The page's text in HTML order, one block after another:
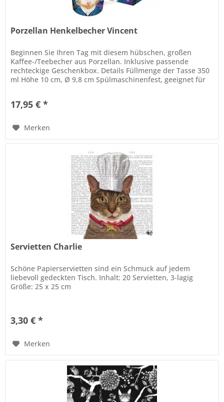
Porzellan Henkelbecher Vincent
Beginnen Sie Ihren Tag mit diesem hübschen, großen
Kaffee-/Teebecher aus Porzellan. Inklusive passende
rechteckige Geschenkbox. Details Füllmenge der Tasse 350
ml Höhe 10 cm, Ø 9,8 cm Spülmaschinenfest, geeignet für
17,95 € *
Merken
Servietten Charlie
Schöne Papierservietten sind ein Schmuck auf jedem
liebevoll gedeckten Tisch. Inhalt: 20 Servietten, 3-lagig
Größe: 25 x 25 cm
3,30 € *
Merken